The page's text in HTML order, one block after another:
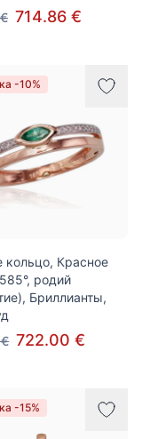
714.86 €
-10%
кольцо, Красное
родий
Бриллианты,
722.00 €
-15%